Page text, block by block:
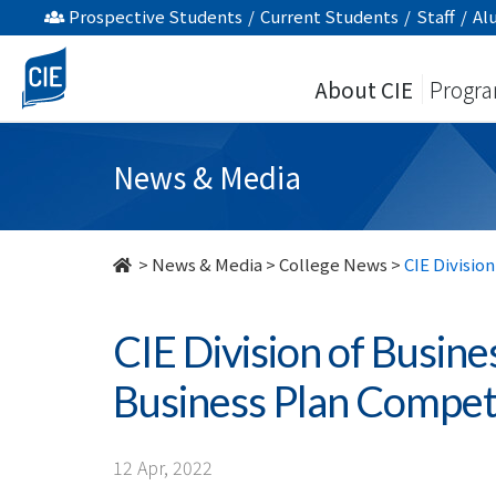
CIE
Division
of
Business
Business
Prospective Students / Current Students / Staff /
About CIE
News & Media
> News & Media >College News >CIE
CIE Division of
Business Plan
12 Apr, 2022